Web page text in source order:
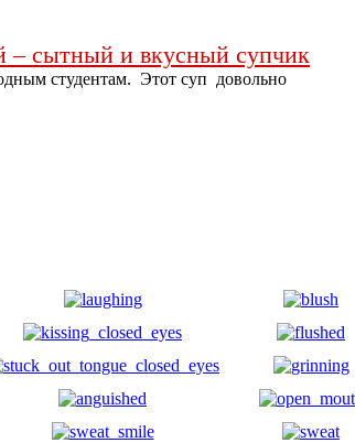
– сытный и вкусный супчик
студентам. Этот суп довольно